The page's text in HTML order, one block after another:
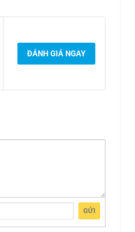
ĐÁNH GIÁ NGAY
GỬI